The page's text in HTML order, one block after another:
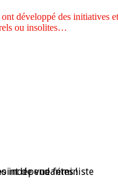
développé des initiatives
ou insolites…
indépendantes !
de vue féministe